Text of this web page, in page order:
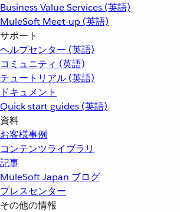
Business Value Services (英語)
MuleSoft Meet-up (英語)
サポート
ヘルプセンター (英語)
コミュニティ (英語)
チュートリアル (英語)
ドキュメント
Quick start guides (英語)
資料
お客様事例
コンテンツライブラリ
記事
MuleSoft Japan ブログ
プレスセンター
その他の情報